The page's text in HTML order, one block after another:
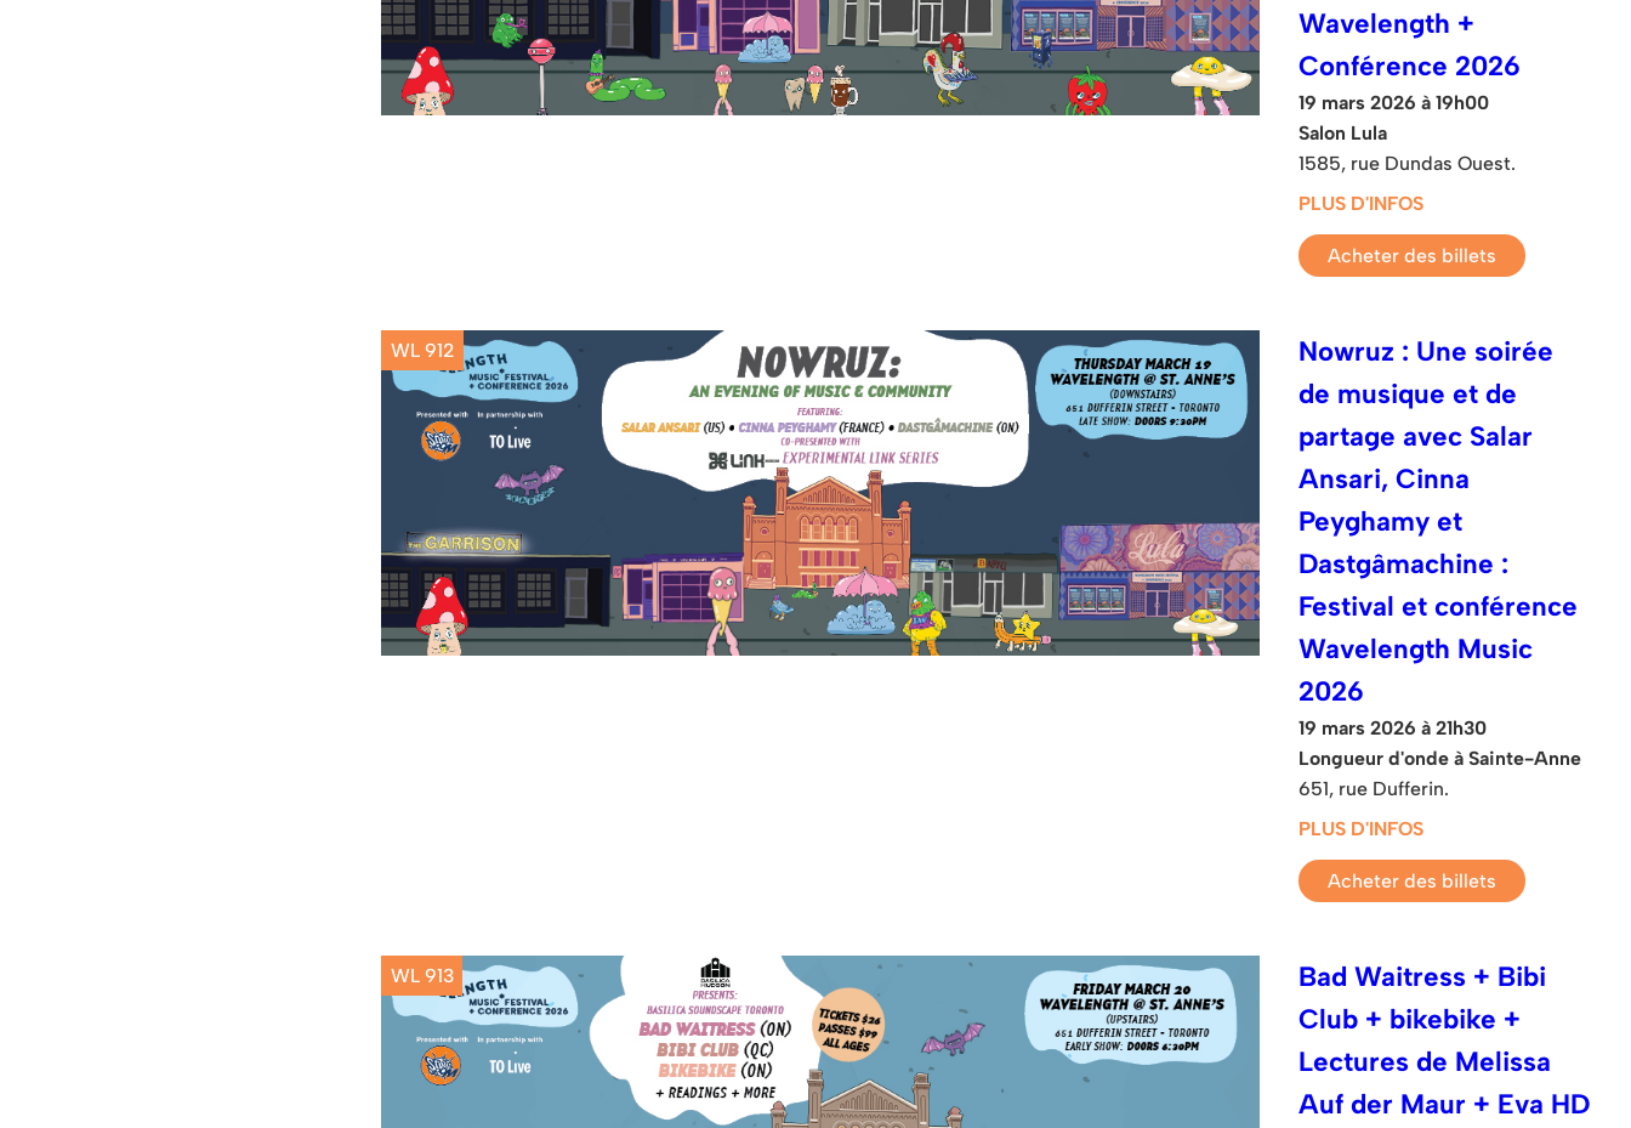
Wavelength +
Conférence 2026
19 mars 2026 à 19h00
Salon Lula
1585, rue Dundas Ouest.
PLUS D'INFOS
Acheter des billets
WL 912
Nowruz : Une soirée
de musique et de
partage avec Salar
Ansari, Cinna
Peyghamy et
Dastgâmachine :
Festival et conférence
Wavelength Music
2026
19 mars 2026 à 21h30
Longueur d'onde à Sainte-Anne
651, rue Dufferin.
PLUS D'INFOS
Acheter des billets
WL 913
Bad Waitress + Bibi
Club + bikebike +
Lectures de Melissa
Auf der Maur + Eva HD